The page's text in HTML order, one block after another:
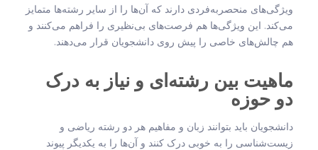
ویژگی‌های منحصربه‌فردی دارند که آن‌ها را از سایر رشته‌ها متمایز
می‌کند. این ویژگی‌ها هم فرصت‌های بی‌نظیری را فراهم می‌کنند و
هم چالش‌های خاصی را پیش روی دانشجویان قرار می‌دهند.
ماهیت بین رشته‌ای و نیاز به درک
دو حوزه
دانشجویان باید بتوانند زبان و مفاهیم هر دو رشته ریاضی و
زیست‌شناسی را به خوبی درک کنند و آن‌ها را به یکدیگر پیوند